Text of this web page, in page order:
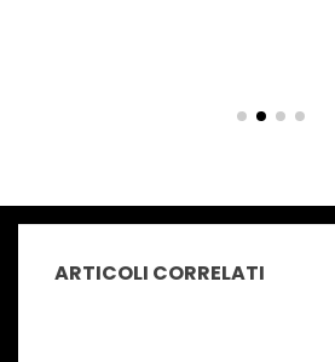
ARTICOLI CORRELATI